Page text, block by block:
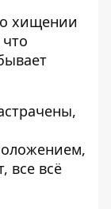
хищении
все всё